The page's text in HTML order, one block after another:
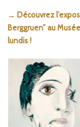
→ Découvrez
Berggruen” au
lundis !